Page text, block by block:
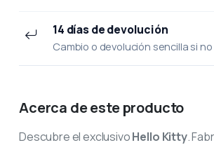
14 días de devolución
Cambio o devolución sencilla si
Acerca de este producto
Descubre el exclusivoHello Kitty.